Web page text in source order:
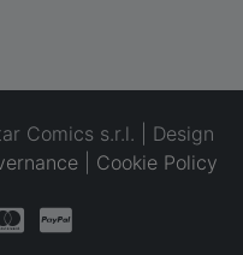
Comics s.r.l. | Design
Cookie Policy